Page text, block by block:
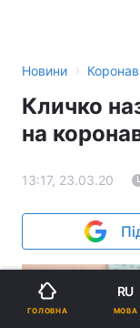
Новини ›
Кличко
на
13:17, 23.03.20
ГОЛОВНА
RU
МОВА